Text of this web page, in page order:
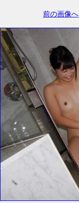
前の画像へ